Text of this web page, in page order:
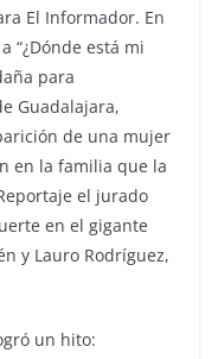
El Informador. En
“¿Dónde está mi
para
Guadalajara,
de una mujer
en la familia que la
el jurado
en el gigante
y Lauro Rodríguez,
un hito: